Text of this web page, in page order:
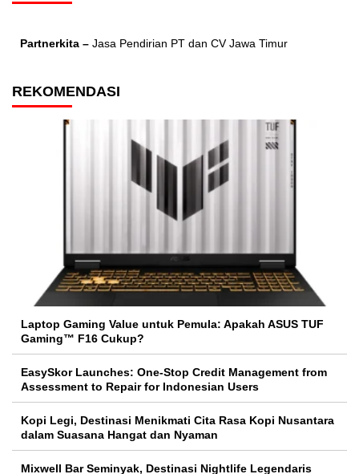
Partnerkita – Jasa Pendirian PT dan CV Jawa Timur
REKOMENDASI
Laptop Gaming Value untuk Pemula: Apakah ASUS TUF
Gaming™ F16 Cukup?
EasySkor Launches: One-Stop Credit Management from
Assessment to Repair for Indonesian Users
Kopi Legi, Destinasi Menikmati Cita Rasa Kopi Nusantara
dalam Suasana Hangat dan Nyaman
Mixwell Bar Seminyak, Destinasi Nightlife Legendaris